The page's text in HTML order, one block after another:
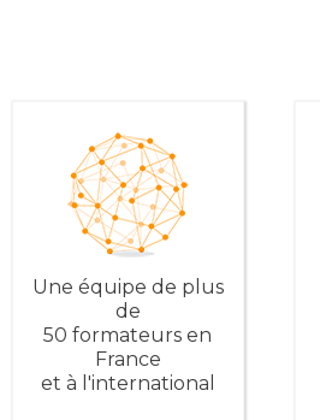
Une équipe de plus
de
50 formateurs en
France
et à l'international